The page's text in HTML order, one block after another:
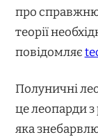
про справжню
теорії
повідомляє
Полуничні
це леопарди
яка